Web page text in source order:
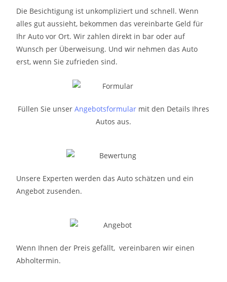
Die Besichtigung ist unkompliziert und schnell. Wenn
alles gut aussieht, bekommen das vereinbarte Geld für
Ihr Auto vor Ort. Wir zahlen direkt in bar oder auf
Wunsch per Überweisung. Und wir nehmen das Auto
erst, wenn Sie zufrieden sind.
Füllen Sie unser Angebotsformular mit den Details Ihres
Autos aus.
Unsere Experten werden das Auto schätzen und ein
Angebot zusenden.
Wenn Ihnen der Preis gefällt, vereinbaren wir einen
Abholtermin.